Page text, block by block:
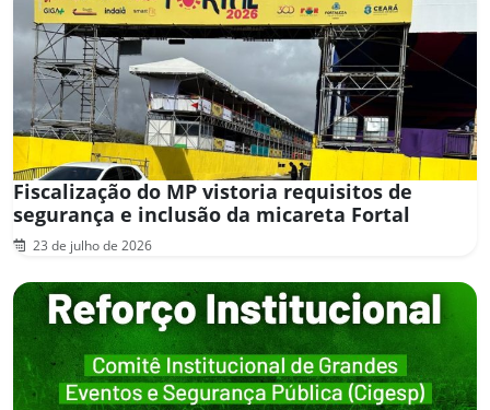
Fiscalização do MP vistoria requisitos de
segurança e inclusão da micareta Fortal
23 de julho de 2026